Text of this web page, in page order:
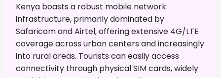
Kenya boasts a robust mobile network
infrastructure, primarily dominated by
Safaricom and Airtel, offering extensive 4G/LTE
coverage across urban centers and increasingly
into rural areas. Tourists can easily access
connectivity through physical SIM cards, widely